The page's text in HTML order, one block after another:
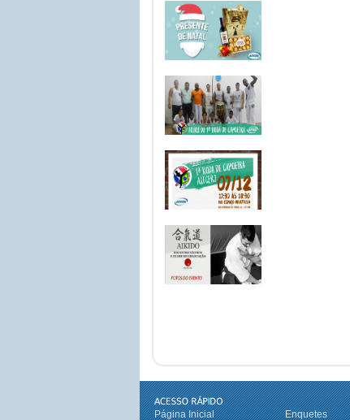
Página Inicial Enquetes